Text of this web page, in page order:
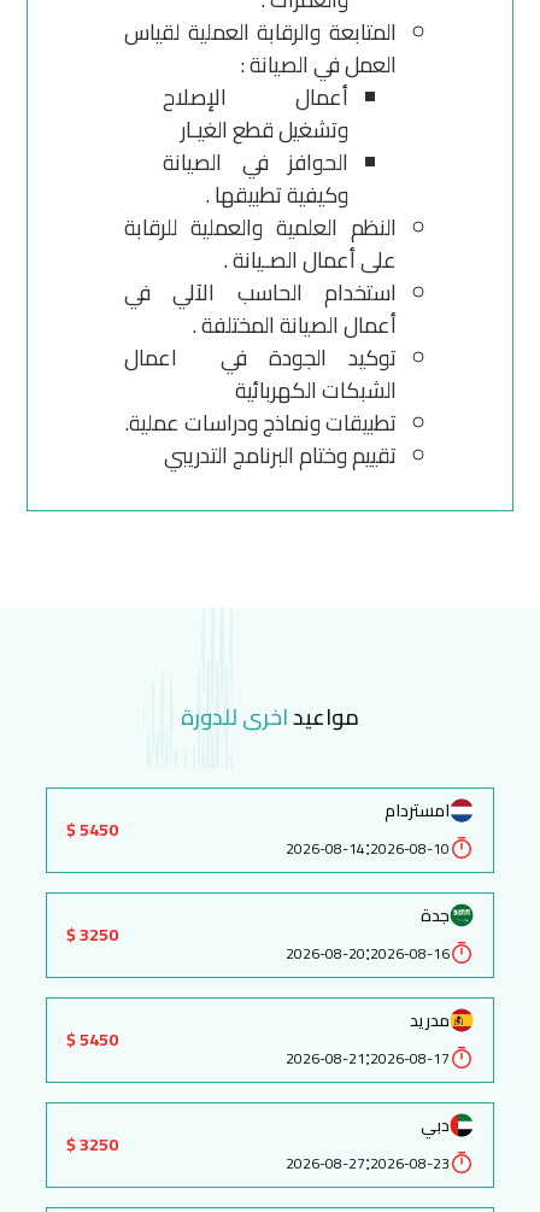
المتابعة والرقابة العملية لقياس
العمل في الصيانة :
أعمال الإصلاح
وتشغيل قطع الغيـار
الحوافز في الصيانة
وكيفية تطبيقها .
النظم العلمية والعملية للرقابة
على أعمال الصـيانة .
استخدام الحاسب الآلي في
أعمال الصيانة المختلفة .
توكيد الجودة في اعمال
الشبكات الكهربائية
تطبيقات ونماذج ودراسات عملية.
تقييم وختام البرنامج التدريبي
مواعيداخرى للدورة
امستردام
2026-08-10
:
2026-08-14
5450 $
جدة
2026-08-16
:
2026-08-20
3250 $
مدريد
2026-08-17
:
2026-08-21
5450 $
دبي
2026-08-23
:
2026-08-27
3250 $